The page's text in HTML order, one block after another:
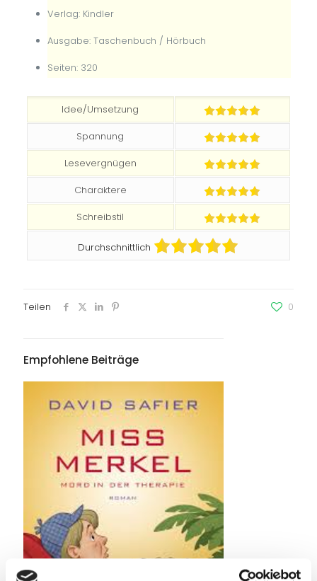
Verlag: Kindler
Ausgabe: Taschenbuch / Hörbuch
Seiten: 320
Idee/Umsetzung
Spannung
Lesevergnügen
Charaktere
Schreibstil
Durchschnittlich
Teilen 0
Empfohlene Beiträge